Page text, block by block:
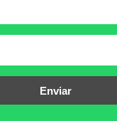
Enviar